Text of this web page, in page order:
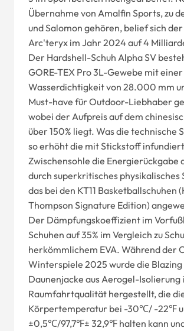
Übernahme von Amalfin Sports, zu
und Salomon gehören, belief sich
Arc'teryx im Jahr 2024 auf 4
Der Hardshell-Schuh Alpha SV
GORE-TEX Pro 3L-Gewebe mit einer
Wasserdichtigkeit von 28.000 mm
Must-have für Outdoor-Liebhaber
wobei der Aufpreis auf dem
über 150% liegt. Was die technische
so erhöht die mit Stickstoff
Zwischensohle die Energierückgabe
durch superkritisches physikalisches
das bei den KT11 Basketballschuhen
Thompson Signature Edition)
Der Dämpfungskoeffizient im
Schuhen auf 35% im Vergleich zu
herkömmlichem EVA. Während der
Winterspiele 2025 wurde die Blazing
Daunenjacke aus Aerogel-Isolierung
Raumfahrtqualität hergestellt, die
Körpertemperatur bei -30℃/ -22℉
±0,5℃/97,7℉± 32,9℉ halten kann